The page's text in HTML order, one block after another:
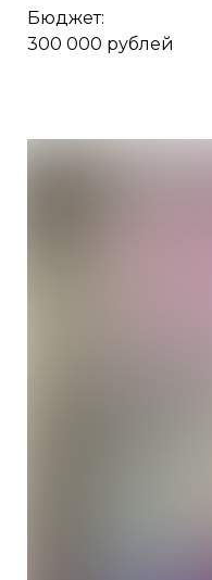
Бюджет:
300 000 рублей